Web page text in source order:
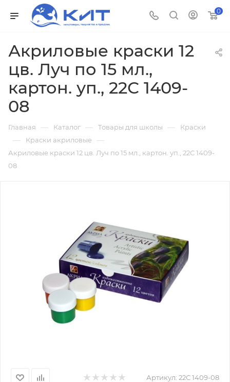
0
Акриловые краски 12
цв. Луч по 15 мл.,
картон. уп., 22С 1409-
08
Главная — Каталог — Товары для школы — Краски
— Краски акриловые —
Акриловые краски 12 цв. Луч по 15 мл., картон. уп., 22С 1409-
08
Артикул: 22С 1409-08